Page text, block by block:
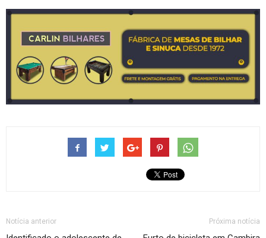
Notícia anterior Próxima notícia